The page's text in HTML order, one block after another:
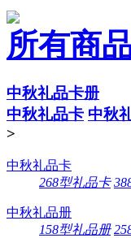
所有商
中秋礼品卡册
中秋礼品卡 中秋
>
中秋礼品卡
268型礼品卡
中秋礼品册
158型礼品册